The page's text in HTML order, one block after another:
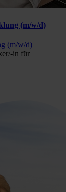
(m/w/d)
(m/w/d)
in für